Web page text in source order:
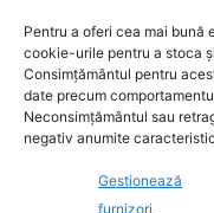
Pentru a oferi cea mai bună
cookie-urile pentru a stoca
Consimțământul pentru
date precum
Neconsimțământul sau
negativ anumite
Gestionează
furnizori
Oficiul de Știri
Eclipsa de soare, 12
unde va…